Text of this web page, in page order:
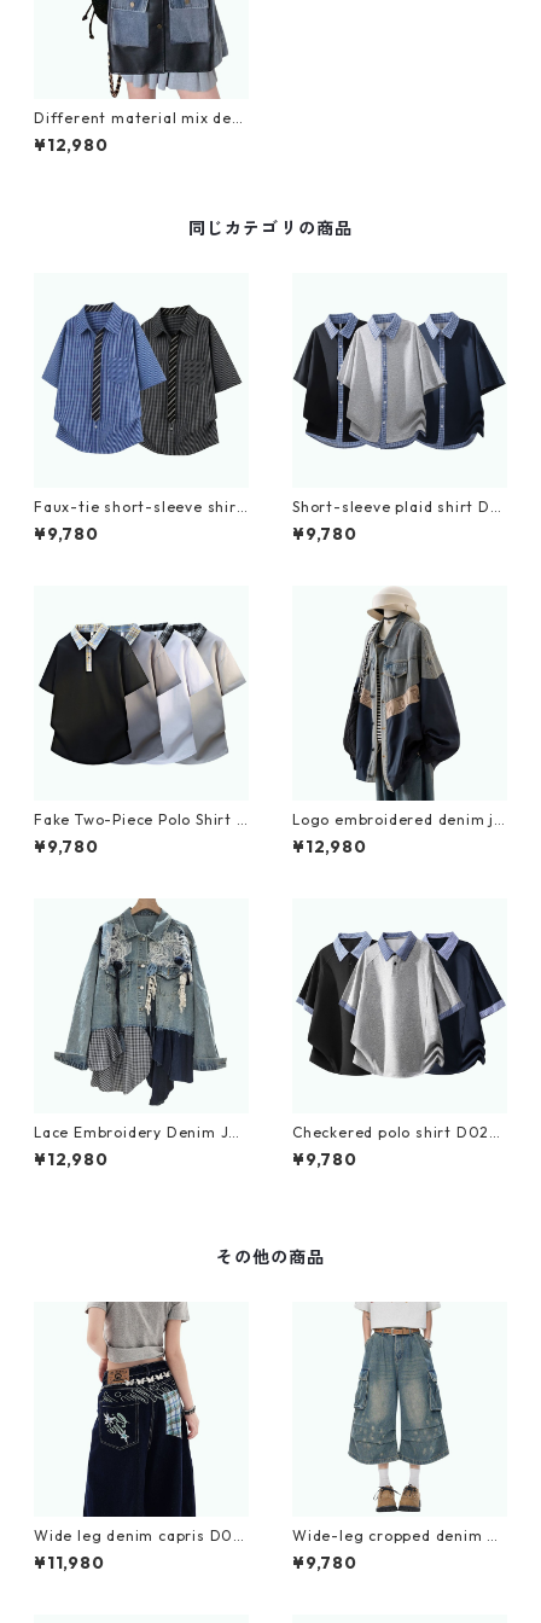
Different material mix deni
m jacket D0097
¥12,980
同じカテゴリの商品
Faux-tie short-sleeve shirt
D0224
¥9,780
Short-sleeve plaid shirt D0
225
¥9,780
Fake Two-Piece Polo Shirt D
0227
¥9,780
Logo embroidered denim ja
cket D0089
¥12,980
Lace Embroidery Denim Jac
ket D0063
¥12,980
Checkered polo shirt D022
6
¥9,780
その他の商品
Wide leg denim capris D019
5
¥11,980
Wide-leg cropped denim pa
nts D0229
¥9,780